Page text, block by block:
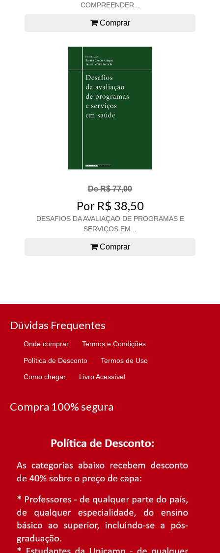
COMPREENDER...
Comprar
De R$ 77,00
Por R$ 38,50
DESAFIOS DA AVALIAÇAO DE PROGRAMAS E
SERVIÇOS EM...
Comprar
Dúvidas Frequentes
Onde comprar Termos e Condições
Política de Desconto Termos de Uso
Como chegar Livro Acessível
Compra 100% segura